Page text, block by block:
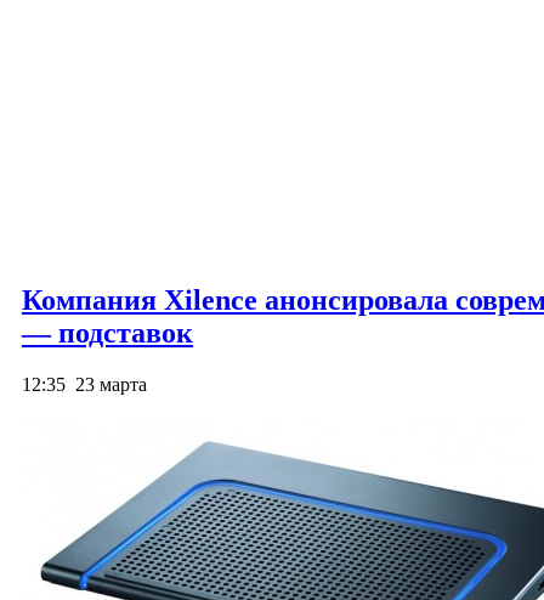
Компания Xilence анонсировала
— подставок
12:35 23 марта